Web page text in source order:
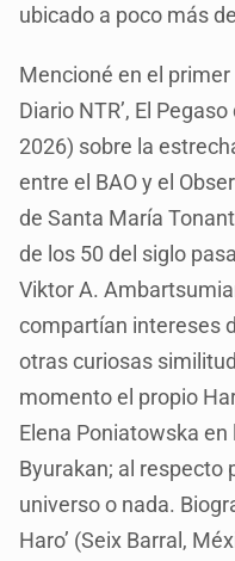
ubicado a poco más
Mencioné en el primer
Diario NTR’, El
2026) sobre la
entre el BAO y el
de Santa María
de los 50 del siglo
Viktor A.
compartían intereses
otras curiosas
momento el propio
Elena Poniatowska
Byurakan; al respecto
universo o nada.
Haro’ (Seix Barral,